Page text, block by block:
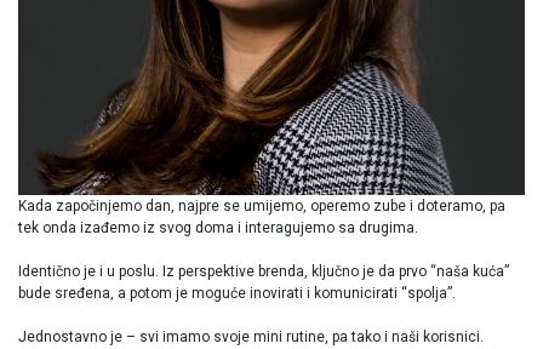
Kada započinjemo dan, najpre se umijemo, operemo zube i doteramo, pa
tek onda izađemo iz svog doma i interagujemo sa drugima.
Identično je i u poslu. Iz perspektive brenda, ključno je da prvo “naša kuća”
bude sređena, a potom je moguće inovirati i komunicirati “spolja”.
Jednostavno je – svi imamo svoje mini rutine, pa tako i naši korisnici.